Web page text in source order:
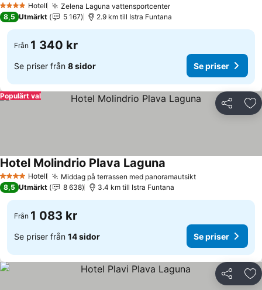
4 StjärnorHotell Zelena Laguna vattensportcenterSe priser
8,5 Utmärkt 5 167 2.9 km till Istra Funtana
Från 1 340 kr
Se priser från 8 sidor Se priser
Dela
Populärt val
4 StjärnorHotell Middag på terrassen med panoramautsiktSe priser
Hotel Molindrio Plava Laguna
8,5 Utmärkt 8 638 3.4 km till Istra Funtana
Från 1 083 kr
Se priser från 14 sidor Se priser
Dela